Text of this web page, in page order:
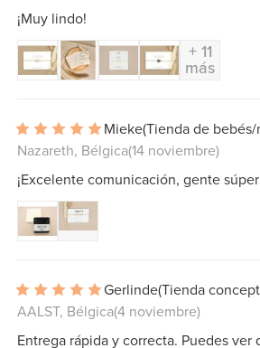
¡Muy lindo!
+ 11
más
Mieke(Tienda de
Nazareth, Bélgica(14 noviembre)
¡Excelente comunicación, gente
Gerlinde(Tienda
AALST, Bélgica(4 noviembre)
Entrega rápida y correcta. Puedes